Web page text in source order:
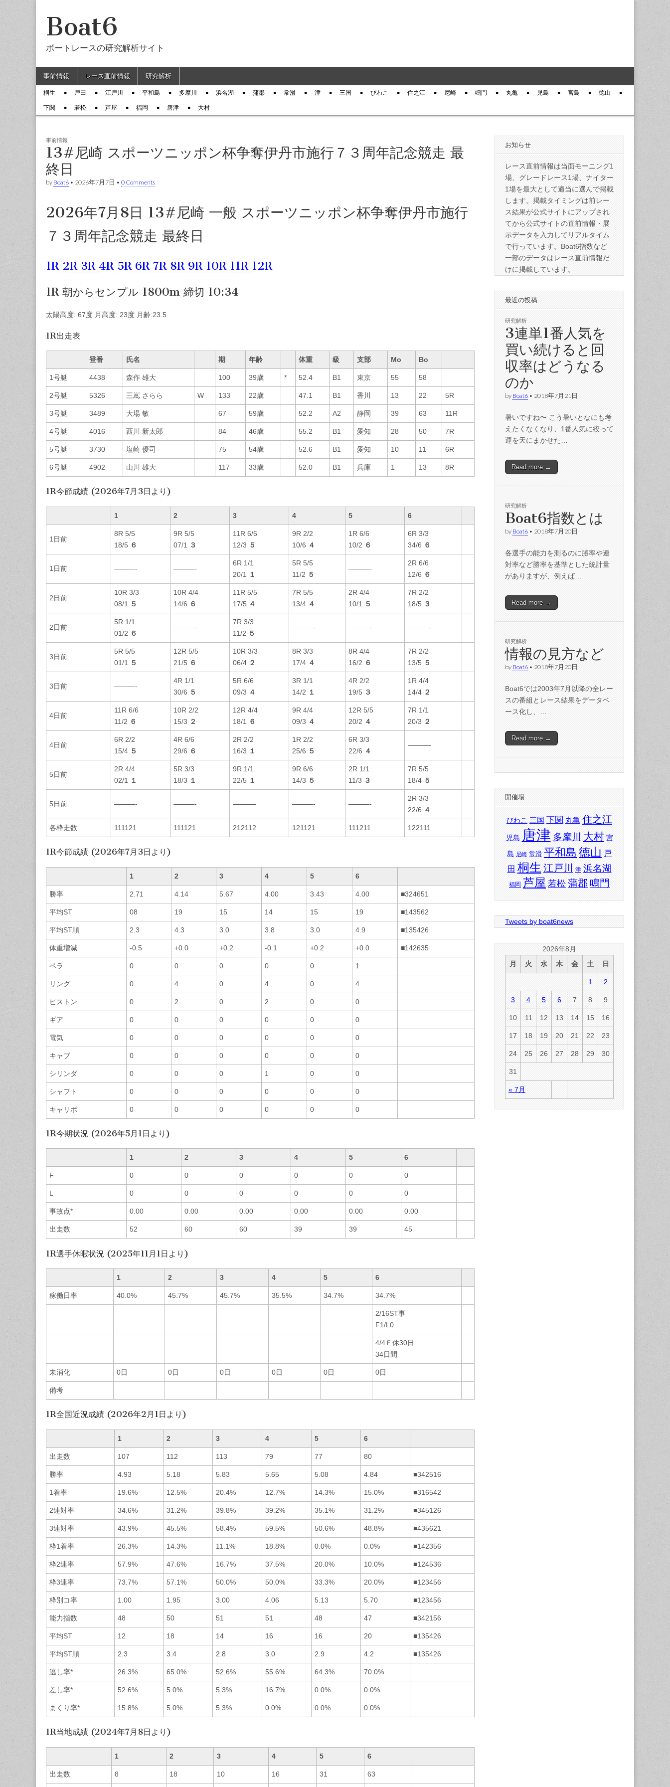
Boat6
ボートレースの研究解析サイト
Main menu
Skip to content
事前情報 レース直前情報 研究解析
Sub menu
桐生 戸田 江戸川 平和島 多摩川 浜名湖 蒲郡 常滑 津 三国 びわこ 住之江 尼崎 鳴門 丸亀 児島 宮島 徳山
下関 若松 芦屋 福岡 唐津 大村
事前情報
13#尼崎 スポーツニッポン杯争奪伊丹市施行７３周年記念競走 最
終日
by Boat6 • 2026年7月7日 • 0 Comments
2026年7月8日 13#尼崎 一般 スポーツニッポン杯争奪伊丹市施行
７３周年記念競走 最終日
1R 2R 3R 4R 5R 6R 7R 8R 9R 10R 11R 12R
1R 朝からセンプル 1800m 締切 10:34
太陽高度: 67度 月高度: 23度 月齢:23.5
1R出走表
登番 氏名 期 年齢 体重 級 支部 Mo Bo
1号艇 4438 森作 雄大 100 39歳 * 52.4 B1 東京 55 58
2号艇 5326 三嶌 さらら W 133 22歳 47.1 B1 香川 13 22 5R
3号艇 3489 大場 敏 67 59歳 52.2 A2 静岡 39 63 11R
4号艇 4016 西川 新太郎 84 46歳 55.2 B1 愛知 28 50 7R
5号艇 3730 塩崎 優司 75 54歳 52.6 B1 愛知 10 11 6R
6号艇 4902 山川 雄大 117 33歳 52.0 B1 兵庫 1 13 8R
1R今節成績 (2026年7月3日より)
1 2 3 4 5 6
1日前
8R 5/5
18/5 ６
9R 5/5
07/1
３
11R 6/6
12/3 ５
9R 2/2
10/6 ４
1R 6/6
10/2 ６
6R 3/3
34/6 ６
1日前 ———- ———-
6R 1/1
20/1
１
5R 5/5
11/2 ５
———-
2R 6/6
12/6 ６
2日前
10R 3/3
08/1
５
10R 4/4
14/6 ６
11R 5/5
17/5 ４
7R 5/5
13/4 ４
2R 4/4
10/1
５
7R 2/2
18/5 ３
2日前
5R 1/1
01/2 ６
———-
7R 3/3
11/2 ５
———- ———- ———-
3日前
5R 5/5
01/1
５
12R 5/5
21/5 ６
10R 3/3
06/4 ２
8R 3/3
17/4 ４
8R 4/4
16/2 ６
7R 2/2
13/5 ５
3日前 ———-
4R 1/1
30/6 ５
5R 6/6
09/3 ４
3R 1/1
14/2 １
4R 2/2
19/5 ３
1R 4/4
14/4 ２
4日前
11R 6/6
11/2 ６
10R 2/2
15/3 ２
12R 4/4
18/1
６
9R 4/4
09/3 ４
12R 5/5
20/2 ４
7R 1/1
20/3 ２
4日前
6R 2/2
15/4 ５
4R 6/6
29/6 ６
2R 2/2
16/3 １
1R 2/2
25/6 ５
6R 3/3
22/6 ４
———-
5日前
2R 4/4
02/1
１
5R 3/3
18/3 １
9R 1/1
22/5 １
9R 6/6
14/3 ５
2R 1/1
11/3 ３
7R 5/5
18/4 ５
5日前 ———- ———- ———- ———- ———-
2R 3/3
22/6 ４
各枠走数 111121 111121 212112 121121 111211 122111
1R今節成績 (2026年7月3日より)
1 2 3 4 5 6
勝率 2.71 4.14 5.67 4.00 3.43 4.00 ■324651
平均ST 08 19 15 14 15 19 ■143562
平均ST順 2.3 4.3 3.0 3.8 3.0 4.9 ■135426
体重増減 -0.5 +0.0 +0.2 -0.1 +0.2 +0.0 ■142635
ペラ 0 0 0 0 0 1
リング 0 4 0 4 0 4
ピストン 0 2 0 2 0 0
ギア 0 0 0 0 0 0
電気 0 0 0 0 0 0
キャブ 0 0 0 0 0 0
シリンダ 0 0 0 1 0 0
シャフト 0 0 0 0 0 0
キャリボ 0 0 0 0 0 0
1R今期状況 (2026年5月1日より)
1 2 3 4 5 6
F 0 0 0 0 0 0
L 0 0 0 0 0 0
事故点* 0.00 0.00 0.00 0.00 0.00 0.00
出走数 52 60 60 39 39 45
1R選手休暇状況 (2025年11月1日より)
1 2 3 4 5 6
稼働日率 40.0% 45.7% 45.7% 35.5% 34.7% 34.7%
2/16ST事
F1/L0
4/4Ｆ休30日
34日間
未消化 0日 0日 0日 0日 0日 0日
備考
1R全国近況成績 (2026年2月1日より)
1 2 3 4 5 6
出走数 107 112 113 79 77 80
勝率 4.93 5.18 5.83 5.65 5.08 4.84 ■342516
1着率 19.6% 12.5% 20.4% 12.7% 14.3% 15.0% ■316542
2連対率 34.6% 31.2% 39.8% 39.2% 35.1% 31.2% ■345126
3連対率 43.9% 45.5% 58.4% 59.5% 50.6% 48.8% ■435621
枠1着率 26.3% 14.3% 11.1% 18.8% 0.0% 0.0% ■142356
枠2連率 57.9% 47.6% 16.7% 37.5% 20.0% 10.0% ■124536
枠3連率 73.7% 57.1% 50.0% 50.0% 33.3% 20.0% ■123456
枠別コ率 1.00 1.95 3.00 4.06 5.13 5.70 ■123456
能力指数 48 50 51 51 48 47 ■342156
平均ST 12 18 14 16 16 20 ■135426
平均ST順 2.3 3.4 2.8 3.0 2.9 4.2 ■135426
逃し率* 26.3% 65.0% 52.6% 55.6% 64.3% 70.0%
差し率* 52.6% 5.0% 5.3% 16.7% 0.0% 0.0%
まくり率* 15.8% 5.0% 5.3% 0.0% 0.0% 0.0%
1R当地成績 (2024年7月8日より)
1 2 3 4 5 6
出走数 8 18 10 16 31 63
お知らせ
レース直前情報は当面モーニング1
場、グレードレース1場、ナイター
1場を最大として適当に選んで掲載
します。掲載タイミングは前レー
ス結果が公式サイトにアップされ
てから公式サイトの直前情報・展
示データを入力してリアルタイム
で行っています。Boat6指数など
一部のデータはレース直前情報だ
けに掲載しています。
最近の投稿
研究解析
3連単1番人気を
買い続けると回
収率はどうなる
のか
by Boat6 • 2018年7月21日
暑いですね〜 こう暑いとなにも考
えたくなくなり、1番人気に絞って
運を天にまかせた…
Read more →
研究解析
Boat6指数とは
by Boat6 • 2018年7月20日
各選手の能力を測るのに勝率や連
対率など勝率を基準とした統計量
がありますが、例えば…
Read more →
研究解析
情報の見方など
by Boat6 • 2018年7月20日
Boat6では2003年7月以降の全レー
スの番組とレース結果をデータベ
ース化し、…
Read more →
開催場
びわこ 三国 下関 丸亀 住之江
児島 唐津 多摩川 大村 宮
島 尼崎 常滑 平和島 徳山 戸
田 桐生 江戸川 津 浜名湖
福岡 芦屋 若松 蒲郡 鳴門
Tweets by boat6news
2026年8月
月
火 水 木 金 土 日
« 7月
1 2
3 4 5 6 7 8 9
10 11 12 13 14 15 16
17 18 19 20 21 22 23
24 25 26 27 28 29 30
31